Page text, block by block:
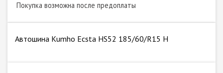
Покупка возможна после предоплаты
Автошина Kumho Ecsta HS52 185/60/R15 H